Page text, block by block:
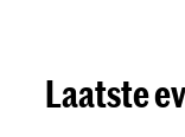
Laatste